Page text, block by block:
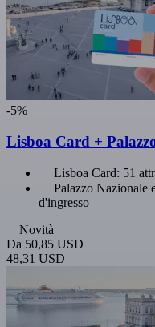
-5%
Lisboa Card +
Lisboa Card: 51
Palazzo Nazionale
d'ingresso
Novità
Da 50,85 USD
48,31 USD